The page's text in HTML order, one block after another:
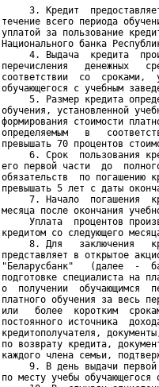
3. Кредит
течение всего периода
уплатой за пользование
Национального банка
4. Выдача  кредита
перечисления   денежных
соответствии  со  сроками,
обучающегося с учебным
5. Размер кредита
обучения, установленной
формирования стоимости
определяемым   в
превышать 70 процентов
6. Срок  пользования
его первой части  до
обязательств  по погашению
превышать 5 лет с даты
7. Начало  погашения
месяца после окончания
Уплата  процентов
кредитом со следующего
8. Для   заключения
представляет в открытое
"Беларусбанк"   (далее  -
подготовке специалиста на
о  получении  обучающимся
платного обучения за весь
или   более  коротким
постоянного источника
кредитополучателя,
по возврату кредита,
каждого члена семьи,
9. В день выдачи
по месту учебы